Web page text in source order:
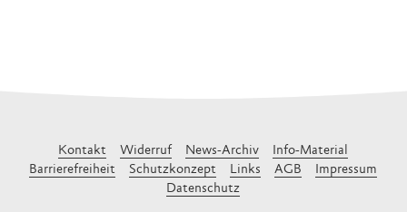
Kontakt Widerruf News-Archiv
Info-Material
Barrierefreiheit
Schutzkonzept Links AGB
Impressum
Datenschutz